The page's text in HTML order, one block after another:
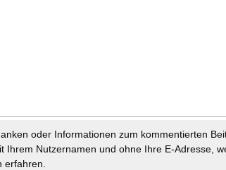
oder Informationen zum kommentierten
Ihrem Nutzernamen und ohne Ihre E-Adresse,
erfahren.